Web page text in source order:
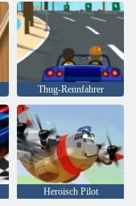
Thug-Rennfahrer
Heroisch Pilot